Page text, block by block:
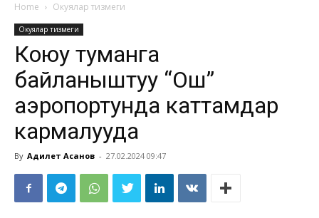
Home Окуялар тизмеги
Окуялар тизмеги
Коюу туманга
байланыштуу “Ош”
аэропортунда каттамдар
кармалууда
By Адилет Асанов - 27.02.2024 09:47